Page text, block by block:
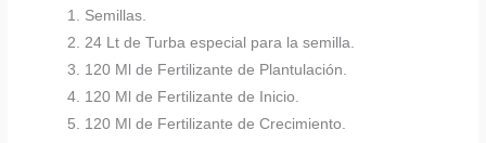
1. Semillas.
2. 24 Lt de Turba especial para la semilla.
3. 120 Ml de Fertilizante de Plantulación.
4. 120 Ml de Fertilizante de Inicio.
5. 120 Ml de Fertilizante de Crecimiento.